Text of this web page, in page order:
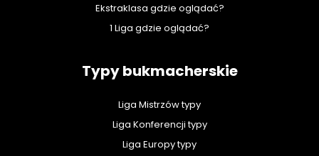
Ekstraklasa gdzie oglądać?
1 Liga gdzie oglądać?
Typy bukmacherskie
Liga Mistrzów typy
Liga Konferencji typy
Liga Europy typy